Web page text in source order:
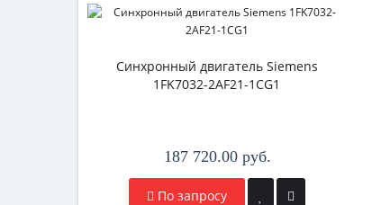
Синхронный двигатель Siemens
1FK7032-2AF21-1CG1
187 720.00 руб.
По запросу